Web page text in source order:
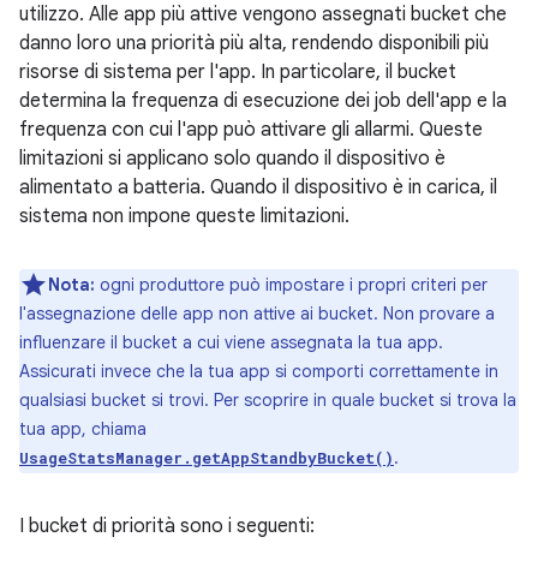
utilizzo. Alle app più attive vengono assegnati bucket che
danno loro una priorità più alta, rendendo disponibili più
risorse di sistema per l'app. In particolare, il bucket
determina la frequenza di esecuzione dei job dell'app e la
frequenza con cui l'app può attivare gli allarmi. Queste
limitazioni si applicano solo quando il dispositivo è
alimentato a batteria. Quando il dispositivo è in carica, il
sistema non impone queste limitazioni.
Nota: ogni produttore può impostare i propri criteri per
l'assegnazione delle app non attive ai bucket. Non provare a
influenzare il bucket a cui viene assegnata la tua app.
Assicurati invece che la tua app si comporti correttamente in
qualsiasi bucket si trovi. Per scoprire in quale bucket si trova la
tua app, chiama
UsageStatsManager.getAppStandbyBucket().
I bucket di priorità sono i seguenti: